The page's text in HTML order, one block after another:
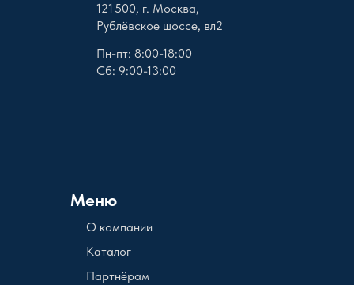
Меню
121 500, г. Москва,
Рублёвское шоссе, вл2
О компании
Пн-пт: 8:00-18:00
Сб: 9:00-13:00
Каталог
Партнёрам